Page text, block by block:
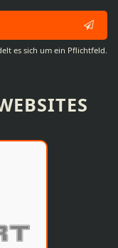
es sich um ein Pflichtfeld.